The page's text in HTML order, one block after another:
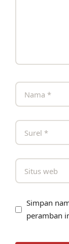
Simpan
peramban